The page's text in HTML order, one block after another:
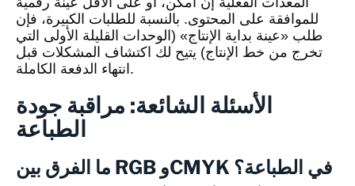
للموافقة على المحتوى. بالنسبة للطلبات الكبيرة، فإن
طلب «عينة بداية الإنتاج» (الوحدات القليلة الأولى التي
تخرج من خط الإنتاج) يتيح لك اكتشاف المشكلات قبل
انتهاء الدفعة الكاملة.
الأسئلة الشائعة: مراقبة جودة
الطباعة
ما الفرق بين RGB وCMYK في الطباعة؟